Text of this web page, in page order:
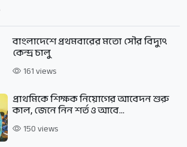
বাংলাদেশে প্রথমবারের মতো সৌর বিদ্যুৎ
কেন্দ্র চালু
161 views
প্রাথমিকে শিক্ষক নিয়োগের আবেদন শুরু
কাল, জেনে নিন শর্ত ও আবে...
150 views